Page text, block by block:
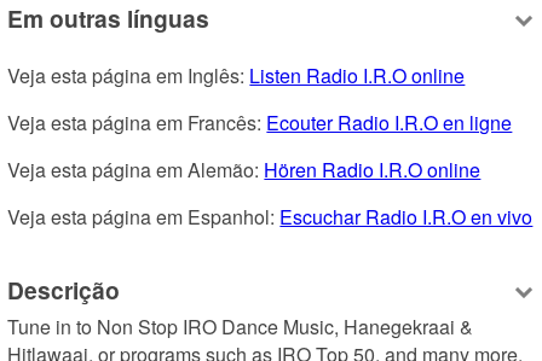
Em outras línguas
Veja esta página em Inglês: Listen Radio I.R.O online
Veja esta página em Francês: Ecouter Radio I.R.O en ligne
Veja esta página em Alemão: Hören Radio I.R.O online
Veja esta página em Espanhol: Escuchar Radio I.R.O en vivo
Descrição
Tune in to Non Stop IRO Dance Music, Hanegekraai &
Hitlawaai, or programs such as IRO Top 50, and many more.